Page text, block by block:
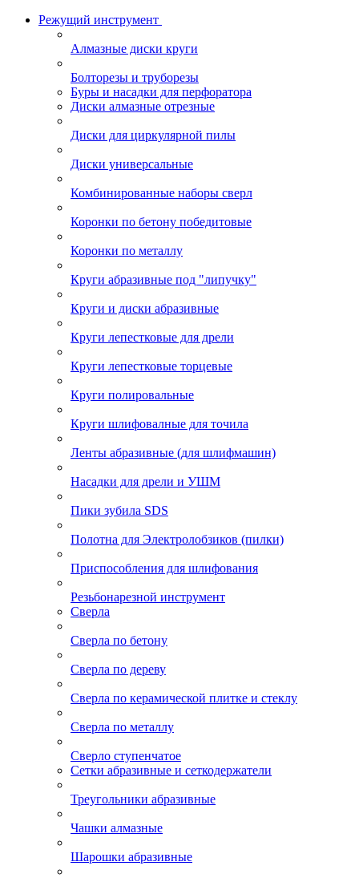
Режущий инструмент
Алмазные диски круги
Болторезы и труборезы
Буры и насадки для перфоратора
Диски алмазные отрезные
Диски для циркулярной пилы
Диски универсальные
Комбинированные наборы сверл
Коронки по бетону победитовые
Коронки по металлу
Круги абразивные под "липучку"
Круги и диски абразивные
Круги лепестковые для дрели
Круги лепестковые торцевые
Круги полировальные
Круги шлифовалные для точила
Ленты абразивные (для шлифмашин)
Насадки для дрели и УШМ
Пики зубила SDS
Полотна для Электролобзиков (пилки)
Приспособления для шлифования
Резьбонарезной инструмент
Сверла
Сверла по бетону
Сверла по дереву
Сверла по керамической плитке и стеклу
Сверла по металлу
Сверло ступенчатое
Сетки абразивные и сеткодержатели
Треугольники абразивные
Чашки алмазные
Шарошки абразивные